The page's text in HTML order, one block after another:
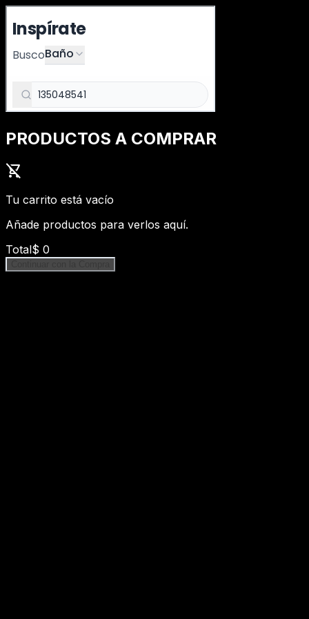
PRODUCTOS A COMPRAR
shopping_cart_off
Tu carrito está vacío
Añade productos para verlos aquí.
Total$ 0